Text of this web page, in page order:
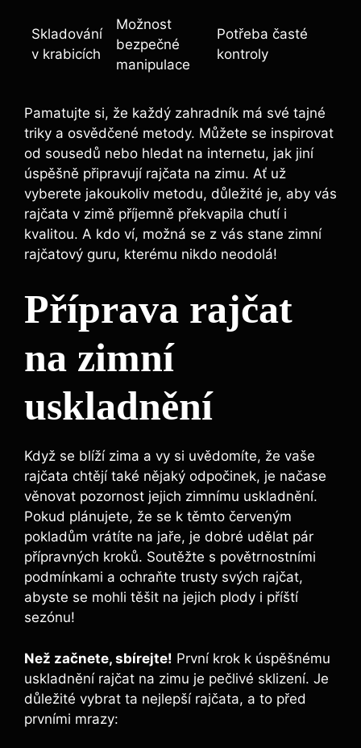
Skladování
v krabicích
Možnost
bezpečné
manipulace
Potřeba časté
kontroly
Pamatujte si, že každý zahradník má své⁤ tajné
triky​ a osvědčené ‌metody. Můžete se inspirovat
od sousedů nebo hledat⁣ na internetu, jak jiní
úspěšně připravují rajčata​ na zimu. Ať už
vyberete⁤ jakoukoliv metodu, ⁣důležité je,⁢ aby vás
rajčata v zimě příjemně překvapila chutí i
kvalitou. A kdo​ ví, možná se z vás stane ‍zimní
rajčatový guru, kterému nikdo neodolá!
Příprava rajčat⁣
na ‌zimní
‍uskladnění
Když ⁣se ​blíží zima a vy ​si uvědomíte, že⁢ vaše
rajčata chtějí také nějaký odpočinek, je načase
věnovat pozornost ​jejich zimnímu uskladnění.
Pokud plánujete, že se k těmto červeným
pokladům vrátíte na​ jaře, je dobré udělat pár
přípravných kroků. Soutěžte s povětrnostními
podmínkami a‍ ochraňte trusty svých rajčat,
abyste se‌ mohli těšit ‍na jejich plody i příští
⁤sezónu!
Než‌ začnete, sbírejte! První krok k úspěšnému
uskladnění rajčat na zimu je pečlivé sklizení. Je
důležité⁤ vybrat ta⁢ nejlepší rajčata, ​a to před
prvními mrazy: